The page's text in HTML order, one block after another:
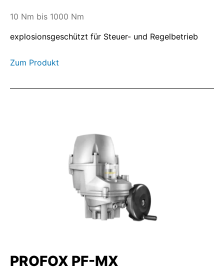
10 Nm bis 1000 Nm
explosionsgeschützt für Steuer- und Regelbetrieb
Zum Produkt
PROFOX PF-MX